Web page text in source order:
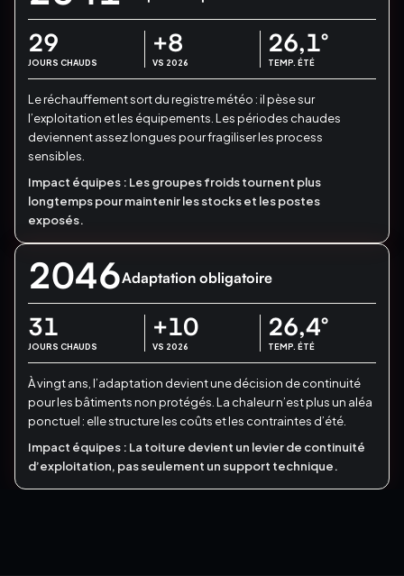
29
JOURS CHAUDS
+8
VS 2026
26,1°
TEMP. ÉTÉ
Le réchauffement sort du registre météo : il pèse sur
l’exploitation et les équipements. Les périodes chaudes
deviennent assez longues pour fragiliser les process
sensibles.
Impact équipes : Les groupes froids tournent plus
longtemps pour maintenir les stocks et les postes
exposés.
2046Adaptation obligatoire
31
JOURS CHAUDS
+10
VS 2026
26,4°
TEMP. ÉTÉ
À vingt ans, l’adaptation devient une décision de continuité
pour les bâtiments non protégés. La chaleur n’est plus un aléa
ponctuel : elle structure les coûts et les contraintes d’été.
Impact équipes : La toiture devient un levier de continuité
d’exploitation, pas seulement un support technique.